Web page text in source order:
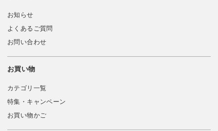
お知らせ
よくあるご質問
お問い合わせ
お買い物
カテゴリ一覧
特集・キャンペーン
お買い物かご